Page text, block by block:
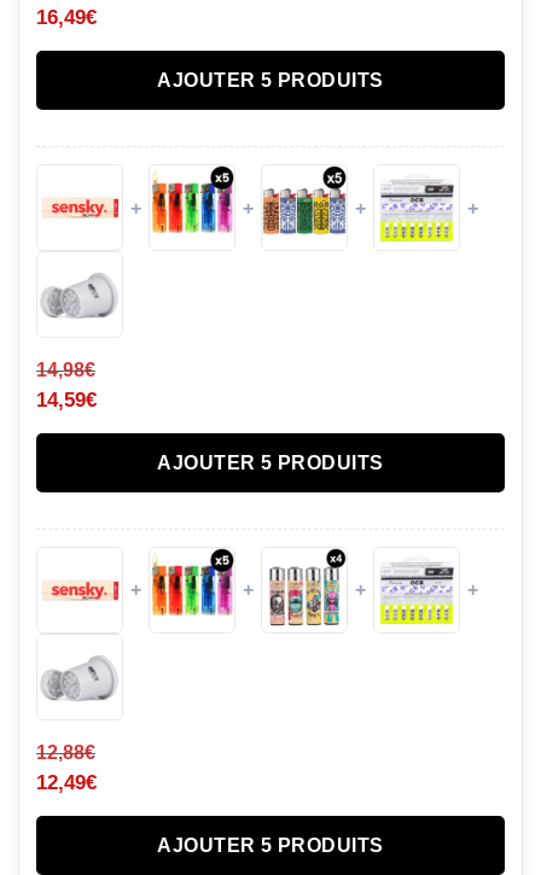
16,49€
AJOUTER 5 PRODUITS
+ + + +
14,98€
14,59€
AJOUTER 5 PRODUITS
+ + + +
12,88€
12,49€
AJOUTER 5 PRODUITS